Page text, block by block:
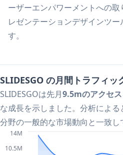
ーザーエンパワーメントへの
レゼンテーションデザインツ
す。
SLIDESGO の月間トラフィッ
SLIDESGOは先月9.5mのアクセス
な成長を示しました。分析によ
分野の一般的な市場動向と一致し
10.5M
14M